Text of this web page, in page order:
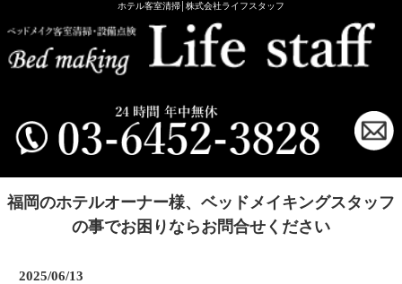
ホテル客室清掃│株式会社ライフスタッフ
福岡のホテルオーナー様、ベッドメイキングスタッフ
の事でお困りならお問合せください
2025/06/13